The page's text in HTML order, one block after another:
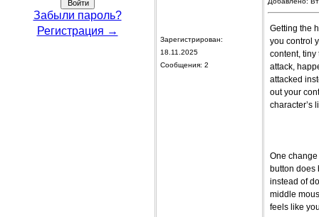
Забыли пароль?
Регистрация →
Зарегистрирован:
18.11.2025
Сообщения: 2
Getting the
you control
content, tiny
attack,
attacked
out your
character’s
One
button does
instead of
middle
feels like